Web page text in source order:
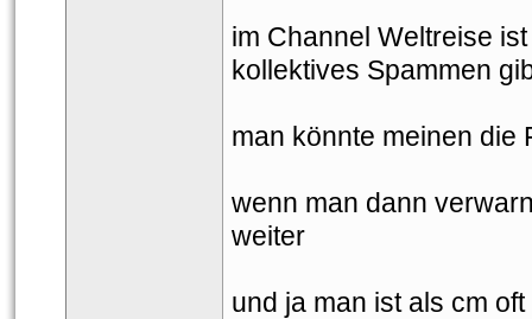
im Channel Weltreise
kollektives Spammen
man könnte meinen
wenn man dann
weiter
und ja man ist als cm